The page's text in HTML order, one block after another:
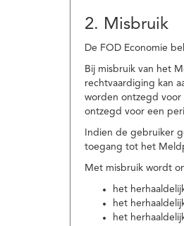
2. Misbruik
De FOD Economie
Bij misbruik van het
rechtvaardiging kan
worden ontzegd voor
ontzegd voor een
Indien de gebruiker
toegang tot het
Met misbruik wordt
het
het
het